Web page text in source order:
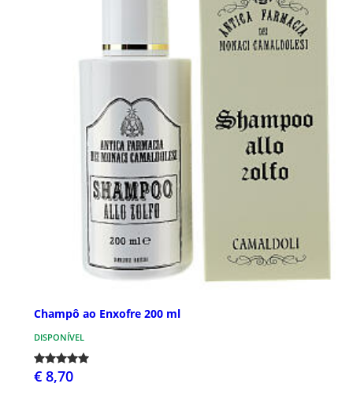
Champô ao Enxofre 200 ml
DISPONÍVEL
€ 8,70